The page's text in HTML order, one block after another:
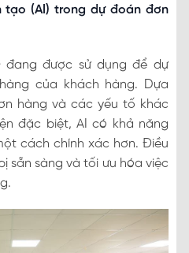
tạo (AI) trong dự đoán đơn
đang được sử dụng để dự
của khách hàng. Dựa
hàng và các yếu tố khác
đặc biệt, AI có khả năng
cách chính xác hơn. Điều
sẵn sàng và tối ưu hóa việc